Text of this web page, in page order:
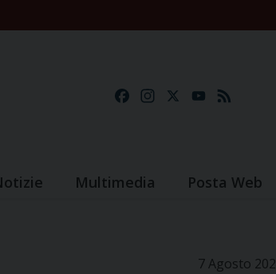
FacebookInstagramYouTube
Multimedia Posta Web
7 Agosto